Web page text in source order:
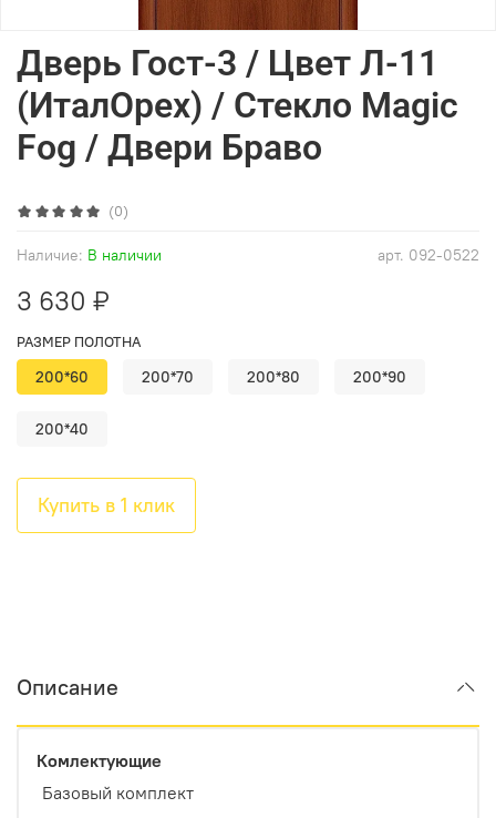
(0)
арт. 092-0522
Наличие: В наличии
Дверь Гост-3 / Цвет Л-11
(ИталОрех) / Стекло Magic
Fog / Двери Браво
3 630 ₽
Купить в 1 клик
РАЗМЕР ПОЛОТНА
200*60 200*70 200*80 200*90
200*40
Описание
Комлектующие
Базовый комплект